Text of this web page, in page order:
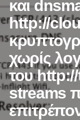
και
http://
χωρίς
του
streams